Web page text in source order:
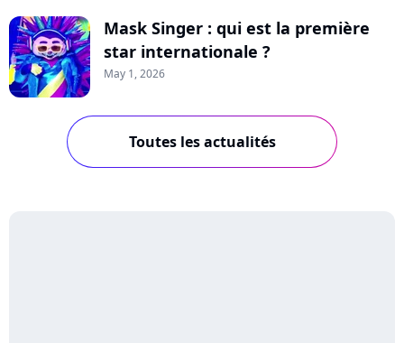
Mask Singer : qui est la première
star internationale ?
May 1, 2026
Toutes les actualités